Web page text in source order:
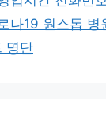
나19 원스톱 병
명단